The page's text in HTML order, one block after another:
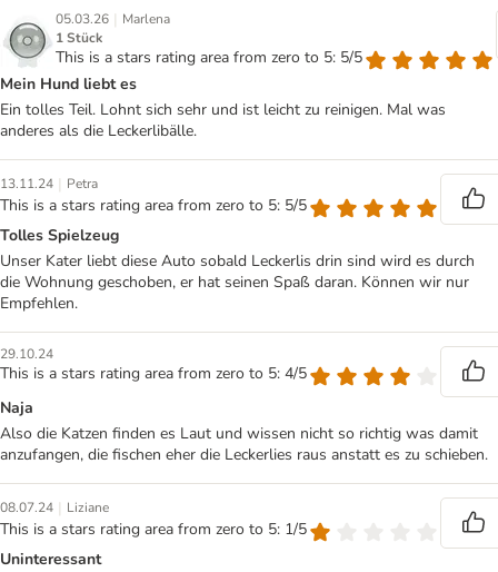
05.03.26 | Marlena
1 Stück
This is a stars rating area from zero to 5: 5/5
Mein Hund liebt es
Ein tolles Teil. Lohnt sich sehr und ist leicht zu reinigen. Mal was
anderes als die Leckerlibälle.
13.11.24 | Petra
This is a stars rating area from zero to 5: 5/5
Tolles Spielzeug
Unser Kater liebt diese Auto sobald Leckerlis drin sind wird es durch
die Wohnung geschoben, er hat seinen Spaß daran. Können wir nur
Empfehlen.
29.10.24
This is a stars rating area from zero to 5: 4/5
Naja
Also die Katzen finden es Laut und wissen nicht so richtig was damit
anzufangen, die fischen eher die Leckerlies raus anstatt es zu schieben.
08.07.24 | Liziane
This is a stars rating area from zero to 5: 1/5
Uninteressant